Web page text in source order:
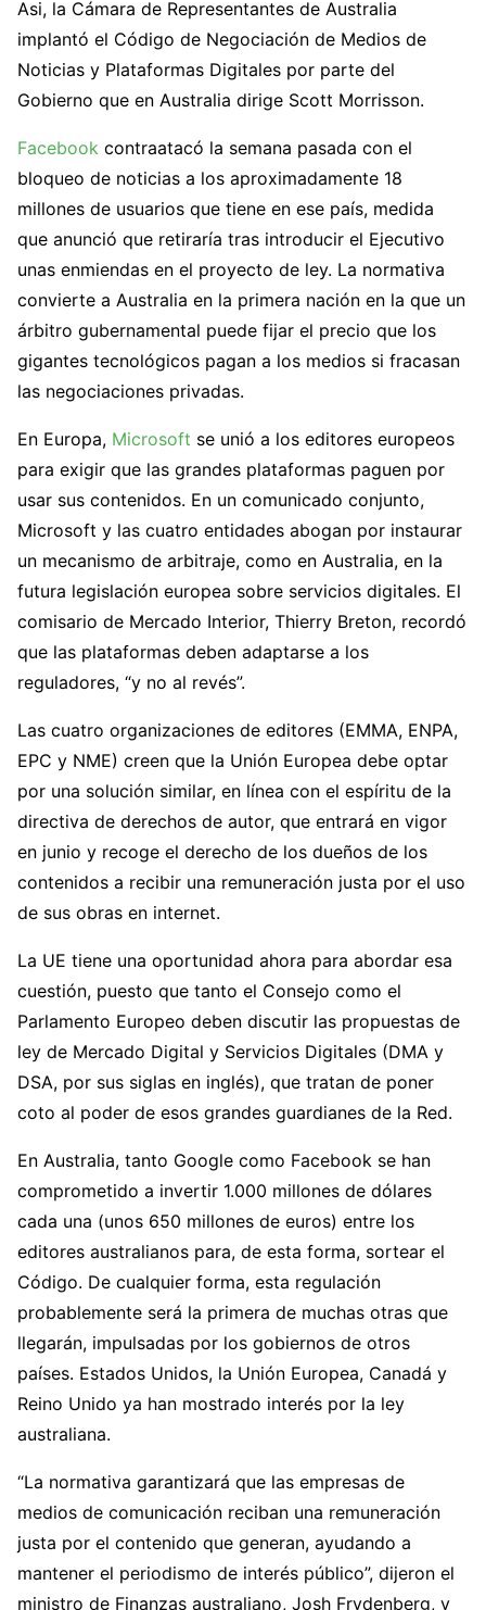
Asi, la Cámara de Representantes de Australia
implantó el Código de Negociación de Medios de
Noticias y Plataformas Digitales por parte del
Gobierno que en Australia dirige Scott Morrisson.
Facebook contraatacó la semana pasada con el
bloqueo de noticias a los aproximadamente 18
millones de usuarios que tiene en ese país, medida
que anunció que retiraría tras introducir el Ejecutivo
unas enmiendas en el proyecto de ley. La normativa
convierte a Australia en la primera nación en la que un
árbitro gubernamental puede fijar el precio que los
gigantes tecnológicos pagan a los medios si fracasan
las negociaciones privadas.
En Europa, Microsoft se unió a los editores europeos
para exigir que las grandes plataformas paguen por
usar sus contenidos. En un comunicado conjunto,
Microsoft y las cuatro entidades abogan por instaurar
un mecanismo de arbitraje, como en Australia, en la
futura legislación europea sobre servicios digitales. El
comisario de Mercado Interior, Thierry Breton, recordó
que las plataformas deben adaptarse a los
reguladores, “y no al revés”.
Las cuatro organizaciones de editores (EMMA, ENPA,
EPC y NME) creen que la Unión Europea debe optar
por una solución similar, en línea con el espíritu de la
directiva de derechos de autor, que entrará en vigor
en junio y recoge el derecho de los dueños de los
contenidos a recibir una remuneración justa por el uso
de sus obras en internet.
La UE tiene una oportunidad ahora para abordar esa
cuestión, puesto que tanto el Consejo como el
Parlamento Europeo deben discutir las propuestas de
ley de Mercado Digital y Servicios Digitales (DMA y
DSA, por sus siglas en inglés), que tratan de poner
coto al poder de esos grandes guardianes de la Red.
En Australia, tanto Google como Facebook se han
comprometido a invertir 1.000 millones de dólares
cada una (unos 650 millones de euros) entre los
editores australianos para, de esta forma, sortear el
Código. De cualquier forma, esta regulación
probablemente será la primera de muchas otras que
llegarán, impulsadas por los gobiernos de otros
países. Estados Unidos, la Unión Europea, Canadá y
Reino Unido ya han mostrado interés por la ley
australiana.
“La normativa garantizará que las empresas de
medios de comunicación reciban una remuneración
justa por el contenido que generan, ayudando a
mantener el periodismo de interés público”, dijeron el
ministro de Finanzas australiano, Josh Frydenberg, y